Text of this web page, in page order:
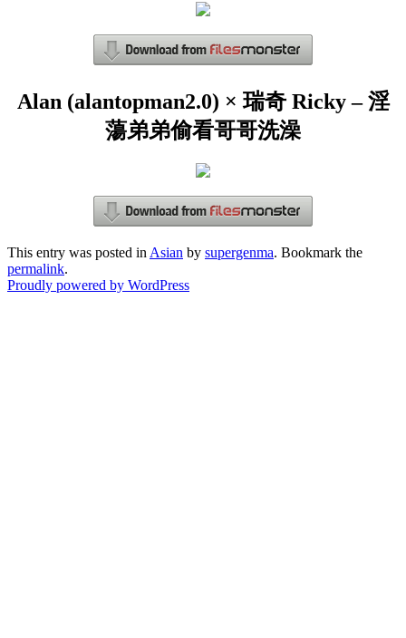
Alan (alantopman2.0) × 瑞奇 Ricky – 淫
蕩弟弟偷看哥哥洗澡
This entry was posted in Asian by supergenma. Bookmark the
permalink.
Proudly powered by WordPress